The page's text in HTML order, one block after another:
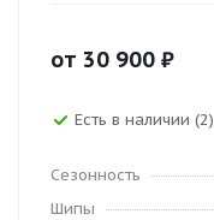
от 30 900 ₽
Есть в наличии (2)
Сезонность
Шипы